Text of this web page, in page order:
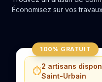
Économisez sur vos
100% GRATUIT
⏱️2 artisans
Saint-Urbain